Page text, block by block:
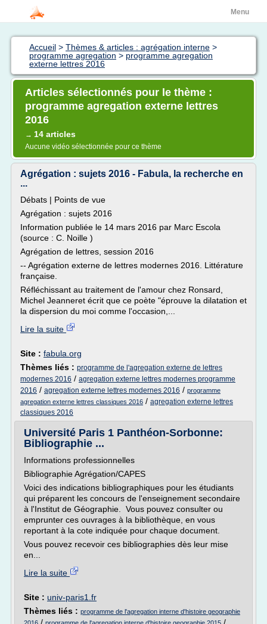
Menu
Accueil > Thèmes & articles : agrégation interne >
programme agregation > programme agregation
externe lettres 2016
Articles sélectionnés pour le thème :
programme agregation externe lettres
2016
→ 14 articles
Aucune vidéo sélectionnée pour ce thème
Agrégation : sujets 2016 - Fabula, la recherche en
...
Débats | Points de vue
Agrégation : sujets 2016
Information publiée le 14 mars 2016 par Marc Escola
(source : C. Noille )
Agrégation de lettres, session 2016
-- Agrégation externe de lettres modernes 2016. Littérature
française.
Réfléchissant au traitement de l'amour chez Ronsard,
Michel Jeanneret écrit que ce poète "éprouve la dilatation et
la dispersion du moi comme l'occasion,...
Lire la suite
Site : fabula.org
Thèmes liés : programme de l'agregation externe de lettres
modernes 2016 / agregation externe lettres modernes programme
2016 / agregation externe lettres modernes 2016 / programme
agregation externe lettres classiques 2016 / agregation externe lettres
classiques 2016
Université Paris 1 Panthéon-Sorbonne:
Bibliographie ...
Informations professionnelles
Bibliographie Agrégation/CAPES
Voici des indications bibliographiques pour les étudiants
qui préparent les concours de l'enseignement secondaire
à l'Institut de Géographie. Vous pouvez consulter ou
emprunter ces ouvrages à la bibliothèque, en vous
reportant à la cote indiquée pour chaque document.
Vous pouvez recevoir ces bibliographies dès leur mise
en...
Lire la suite
Site : univ-paris1.fr
Thèmes liés : programme de l'agregation interne d'histoire geographie